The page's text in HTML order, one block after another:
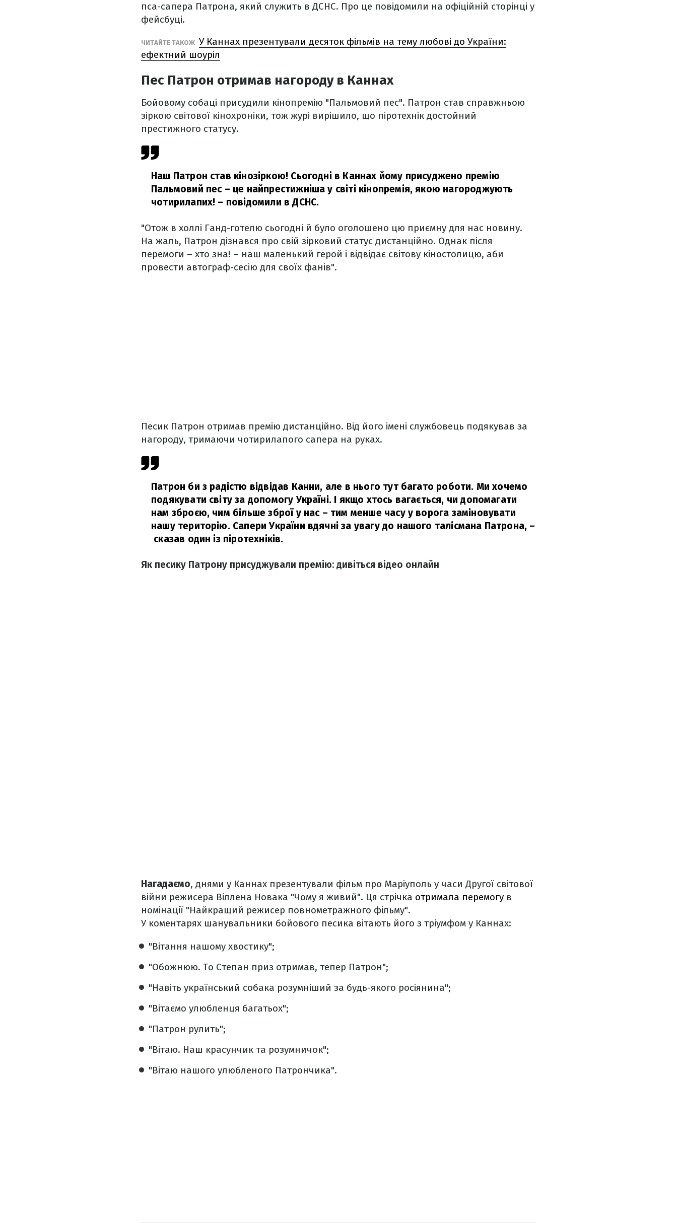
пса-сапера Патрона, який служить в ДСНС. Про це повідомили на офіційній сторінці у
фейсбуці.
ЧИТАЙТЕ ТАКОЖ У Каннах презентували десяток фільмів на тему любові до України:
ефектний шоуріл
Пес Патрон отримав нагороду в Каннах
Бойовому собаці присудили кінопремію "Пальмовий пес". Патрон став справжньою
зіркою світової кінохроніки, тож журі вирішило, що піротехнік достойний
престижного статусу.
Наш Патрон став кінозіркою! Сьогодні в Каннах йому присуджено премію
Пальмовий пес – це найпрестижніша у світі кінопремія, якою нагороджують
чотирилапих! – повідомили в ДСНС.
"Отож в холлі Ганд-готелю сьогодні й було оголошено цю приємну для нас новину.
На жаль, Патрон дізнався про свій зірковий статус дистанційно. Однак після
перемоги – хто зна! – наш маленький герой і відвідає світову кіностолицю, аби
провести автограф-сесію для своїх фанів".
Песик Патрон отримав премію дистанційно. Від його імені службовець подякував за
нагороду, тримаючи чотирилапого сапера на руках.
Патрон би з радістю відвідав Канни, але в нього тут багато роботи. Ми хочемо
подякувати світу за допомогу Україні. І якщо хтось вагається, чи допомагати
нам зброєю, чим більше зброї у нас – тим менше часу у ворога заміновувати
нашу територію. Сапери України вдячні за увагу до нашого талісмана Патрона, –
сказав один із піротехніків.
Як песику Патрону присуджували премію: дивіться відео онлайн
Нагадаємо, днями у Каннах презентували фільм про Маріуполь у часи Другої світової
війни режисера Віллена Новака "Чому я живий". Ця стрічка отримала перемогу в
номінації "Найкращий режисер повнометражного фільму".
У коментарях шанувальники бойового песика вітають його з тріумфом у Каннах:
"Вітання нашому хвостику";
"Обожнюю. То Степан приз отримав, тепер Патрон";
"Навіть український собака розумніший за будь-якого росіянина";
"Вітаємо улюбленця багатьох";
"Патрон рулить";
"Вітаю. Наш красунчик та розумничок";
"Вітаю нашого улюбленого Патрончика".